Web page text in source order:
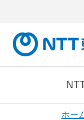
ホー